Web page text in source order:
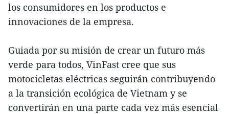
los consumidores en los productos e
innovaciones de la empresa.
Guiada por su misión de crear un futuro más
verde para todos, VinFast cree que sus
motocicletas eléctricas seguirán contribuyendo
a la transición ecológica de Vietnam y se
convertirán en una parte cada vez más esencial